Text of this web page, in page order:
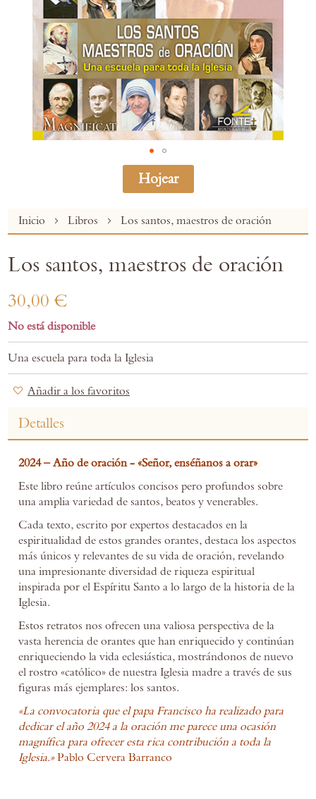
Inicio Libros Los santos, maestros de oración
Hojear
Skip
to
beginning
the
images
gallery
Los santos, maestros de oración
30,00 €
No está disponible
Una escuela para toda la Iglesia
Añadir a los favoritos
Detalles
2024 – Año de oración - «Señor, enséñanos a orar»
Este libro reúne artículos concisos pero profundos sobre
una amplia variedad de santos, beatos y venerables.
Cada texto, escrito por expertos destacados en la
espiritualidad de estos grandes orantes, destaca los aspectos
más únicos y relevantes de su vida de oración, revelando
una impresionante diversidad de riqueza espiritual
inspirada por el Espíritu Santo a lo largo de la historia de la
Iglesia.
Estos retratos nos ofrecen una valiosa perspectiva de la
vasta herencia de orantes que han enriquecido y continúan
enriqueciendo la vida eclesiástica, mostrándonos de nuevo
el rostro «católico» de nuestra Iglesia madre a través de sus
figuras más ejemplares: los santos.
«La convocatoria que el papa Francisco ha realizado para
dedicar el año 2024 a la oración me parece una ocasión
magnífica para ofrecer esta rica contribución a toda la
Iglesia.»Pablo Cervera Barranco